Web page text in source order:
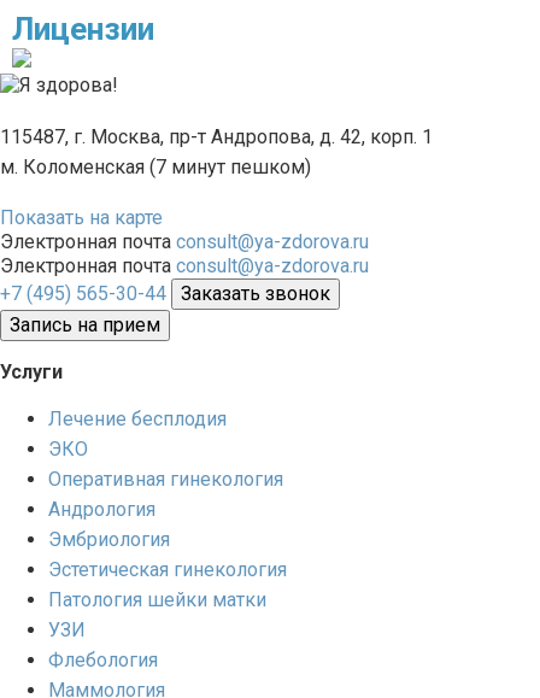
Лицензии
115487, г. Москва, пр-т Андропова, д. 42, корп. 1
м. Коломенская (7 минут пешком)
Показать на карте
Электронная почта consult@ya-zdorova.ru
Электронная почта consult@ya-zdorova.ru
+7 (495) 565-30-44
Заказать звонок
Запись на прием
Услуги
Лечение бесплодия
ЭКО
Оперативная гинекология
Андрология
Эмбриология
Эстетическая гинекология
Патология шейки матки
УЗИ
Флебология
Маммология